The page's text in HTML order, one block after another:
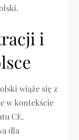
i
wiąże się z
w kontekście
CE.
dla